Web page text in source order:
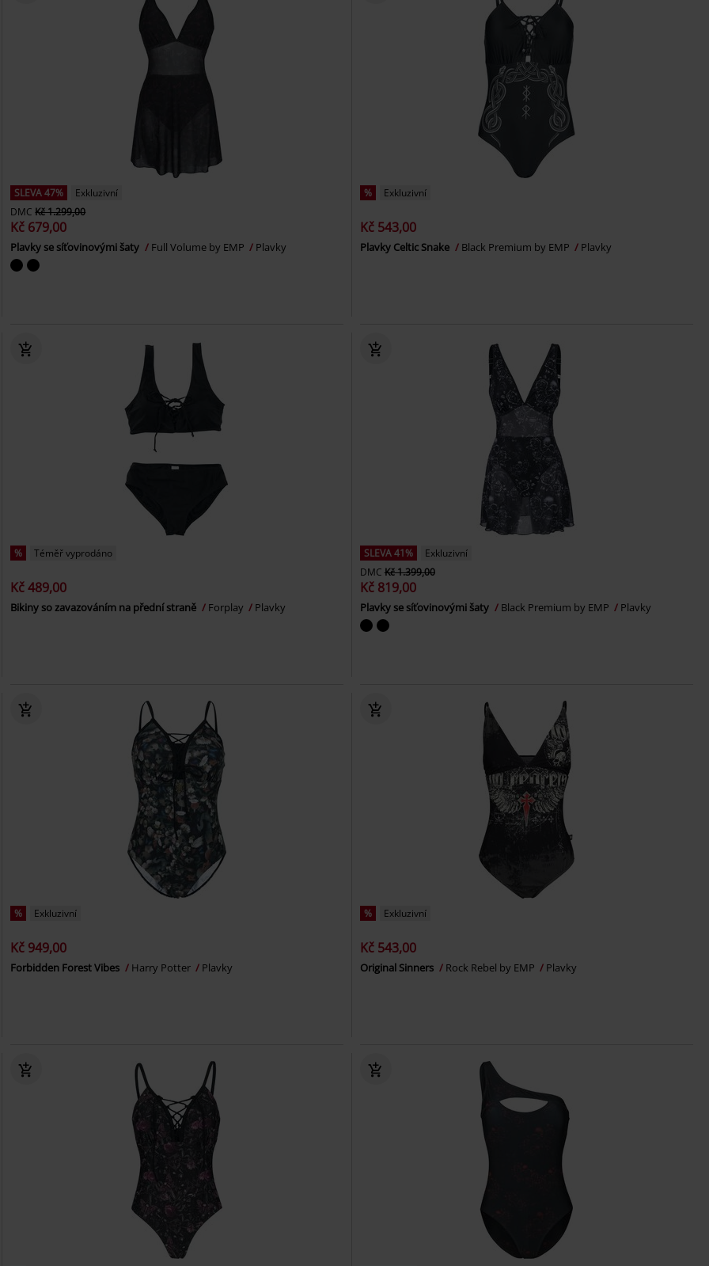
SLEVA 47%
Exkluzivní
DMC Kč 1.299,00
Kč 679,00
Plavky se síťovinovými šaty Full Volume by EMP Plavky
% Exkluzivní
Kč 543,00
Plavky Celtic Snake Black Premium by EMP Plavky
% Téměř vyprodáno
Kč 489,00
Bikiny so zavazováním na přední straně Forplay Plavky
SLEVA 41%
Exkluzivní
DMC Kč 1.399,00
Kč 819,00
Plavky se síťovinovými šaty Black Premium by EMP Plavky
% Exkluzivní
Kč 949,00
Forbidden Forest Vibes Harry Potter Plavky
% Exkluzivní
Kč 543,00
Original Sinners Rock Rebel by EMP Plavky